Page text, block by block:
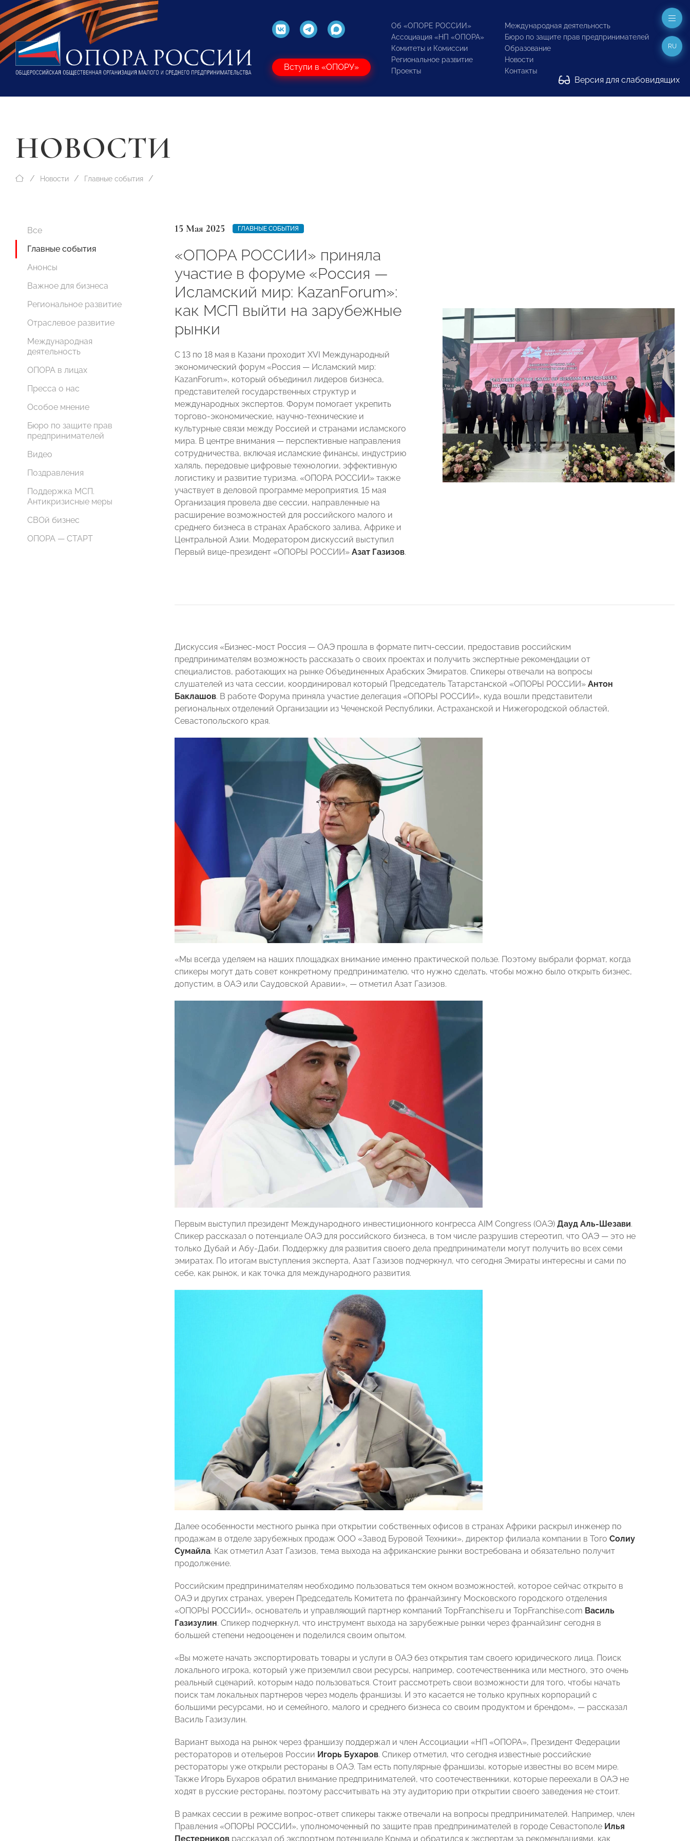
Вступи в «ОПОРУ»
Об «ОПОРЕ РОССИИ»
Ассоциация «НП «ОПОРА»
Комитеты и Комиссии
Региональное развитие
Проекты
Международная деятельность
Бюро по защите прав предпринимателей
Образование
Новости
Контакты
Версия для слабовидящих
RU
НОВОСТИ
Новости Главные события
Все
Главные события
Анонсы
Важное для бизнеса
Региональное развитие
Отраслевое развитие
Международная
деятельность
ОПОРА в лицах
Пресса о нас
Особое мнение
Бюро по защите прав
предпринимателей
Видео
Поздравления
Поддержка МСП.
Антикризисные меры
СВОй бизнес
ОПОРА — СТАРТ
15 Мая 2025 ГЛАВНЫЕ СОБЫТИЯ
«ОПОРА РОССИИ» приняла
участие в форуме «Россия —
Исламский мир: KazanForum»:
как МСП выйти на зарубежные
рынки
С 13 по 18 мая в Казани проходит XVI Международный
экономический форум «Россия — Исламский мир:
KazanForum», который объединил лидеров бизнеса,
представителей государственных структур и
международных экспертов. Форум помогает укрепить
торгово-экономические, научно-технические и
культурные связи между Россией и странами исламского
мира. В центре внимания — перспективные направления
сотрудничества, включая исламские финансы, индустрию
халяль, передовые цифровые технологии, эффективную
логистику и развитие туризма. «ОПОРА РОССИИ» также
участвует в деловой программе мероприятия. 15 мая
Организация провела две сессии, направленные на
расширение возможностей для российского малого и
среднего бизнеса в странах Арабского залива, Африке и
Центральной Азии. Модератором дискуссий выступил
Первый вице-президент «ОПОРЫ РОССИИ» Азат Газизов.
Дискуссия «Бизнес-мост Россия — ОАЭ прошла в формате питч-сессии, предоставив российским
предпринимателям возможность рассказать о своих проектах и получить экспертные рекомендации от
специалистов, работающих на рынке Объединенных Арабских Эмиратов. Спикеры отвечали на вопросы
слушателей из чата сессии, координировал который Председатель Татарстанской «ОПОРЫ РОССИИ» Антон
Баклашов. В работе Форума приняла участие делегация «ОПОРЫ РОССИИ», куда вошли представители
региональных отделений Организации из Чеченской Республики, Астраханской и Нижегородской областей,
Севастопольского края.
«Мы всегда уделяем на наших площадках внимание именно практической пользе. Поэтому выбрали формат, когда
спикеры могут дать совет конкретному предпринимателю, что нужно сделать, чтобы можно было открыть бизнес,
допустим, в ОАЭ или Саудовской Аравии», — отметил Азат Газизов.
Первым выступил президент Международного инвестиционного конгресса AIM Congress (ОАЭ) Дауд Аль-Шезави.
Спикер рассказал о потенциале ОАЭ для российского бизнеса, в том числе разрушив стереотип, что ОАЭ — это не
только Дубай и Абу-Даби. Поддержку для развития своего дела предприниматели могут получить во всех семи
эмиратах. По итогам выступления эксперта, Азат Газизов подчеркнул, что сегодня Эмираты интересны и сами по
себе, как рынок, и как точка для международного развития.
Далее особенности местного рынка при открытии собственных офисов в странах Африки раскрыл инженер по
продажам в отделе зарубежных продаж ООО «Завод Буровой Техники», директор филиала компании в Того Солиу
Сумайла. Как отметил Азат Газизов, тема выхода на африканские рынки востребована и обязательно получит
продолжение.
Российским предпринимателям необходимо пользоваться тем окном возможностей, которое сейчас открыто в
ОАЭ и других странах, уверен Председатель Комитета по франчайзингу Московского городского отделения
«ОПОРЫ РОССИИ», основатель и управляющий партнер компаний TopFranchise.ru и TopFranchise.com Василь
Газизулин. Спикер подчеркнул, что инструмент выхода на зарубежные рынки через франчайзинг сегодня в
большей степени недооценен и поделился своим опытом.
«Вы можете начать экспортировать товары и услуги в ОАЭ без открытия там своего юридического лица. Поиск
локального игрока, который уже приземлил свои ресурсы, например, соотечественника или местного, это очень
реальный сценарий, которым надо пользоваться. Стоит рассмотреть свои возможности для того, чтобы начать
поиск там локальных партнеров через модель франшизы. И это касается не только крупных корпораций с
большими ресурсами, но и семейного, малого и среднего бизнеса со своим продуктом и брендом», — рассказал
Василь Газизулин.
Вариант выхода на рынок через франшизу поддержал и член Ассоциации «НП «ОПОРА», Президент Федерации
рестораторов и отельеров России Игорь Бухаров. Спикер отметил, что сегодня известные российские
рестораторы уже открыли рестораны в ОАЭ. Там есть популярные франшизы, которые известны во всем мире.
Также Игорь Бухаров обратил внимание предпринимателей, что соотечественники, которые переехали в ОАЭ не
ходят в русские рестораны, поэтому рассчитывать на эту аудиторию при открытии своего заведения не стоит.
В рамках сессии в режиме вопрос-ответ спикеры также отвечали на вопросы предпринимателей. Например, член
Правления «ОПОРЫ РОССИИ», уполномоченный по защите прав предпринимателей в городе Севастополе Илья
Пестерников рассказал об экспортном потенциале Крыма и обратился к экспертам за рекомендациями, как